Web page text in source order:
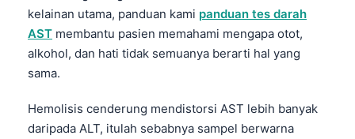
kelainan utama, panduan kami panduan tes darah
AST membantu pasien memahami mengapa otot,
alkohol, dan hati tidak semuanya berarti hal yang
sama.
Hemolisis cenderung mendistorsi AST lebih banyak
daripada ALT, itulah sebabnya sampel berwarna